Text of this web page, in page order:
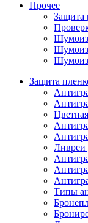
Прочее
Защита
Защита
Ливреи
Типы